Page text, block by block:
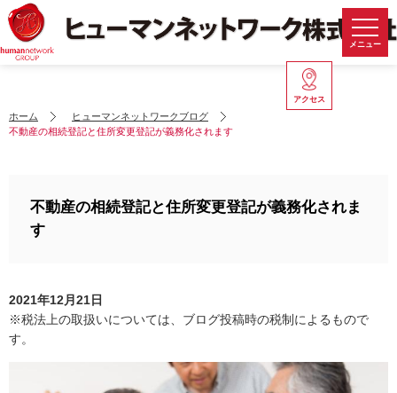
メニュー
アクセス
ホーム
ヒューマンネットワークブログ
不動産の相続登記と住所変更登記が義務化されます
不動産の相続登記と住所変更登記が義務化されま
す
2021年12月21日
※税法上の取扱いについては、ブログ投稿時の税制によるもので
す。